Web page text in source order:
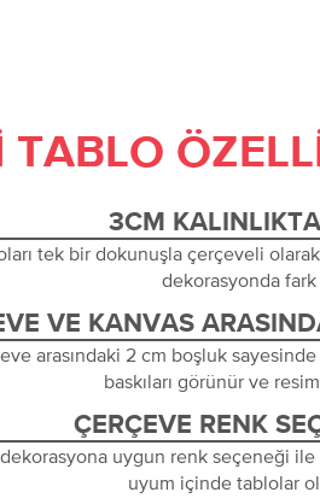
TABLO
3CM
tek bir dokunuşla çerçeveli
dekorasyonda fark
VE KANVAS
arasındaki 2 cm boşluk sayesinde
baskıları görünür ve
ÇERÇEVE RENK
uygun renk seçeneği ile
uyum içinde tablolar